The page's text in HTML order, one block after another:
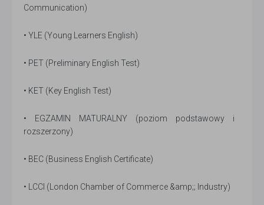
Communication)
• YLE (Young Learners English)
• PET (Preliminary English Test)
• KET (Key English Test)
• EGZAMIN MATURALNY (poziom podstawowy i
rozszerzony)
• BEC (Business English Certificate)
• LCCI (London Chamber of Commerce &amp;; Industry)